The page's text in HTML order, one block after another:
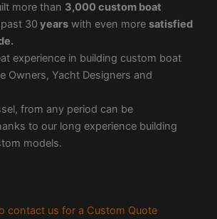
more than 3,000 custom boat
30 yearswith even more satisfied
experience in building custom boat
Owners, Yacht Designers and
from any period can be
to our long experience building
models.
contact us for a Custom Quote